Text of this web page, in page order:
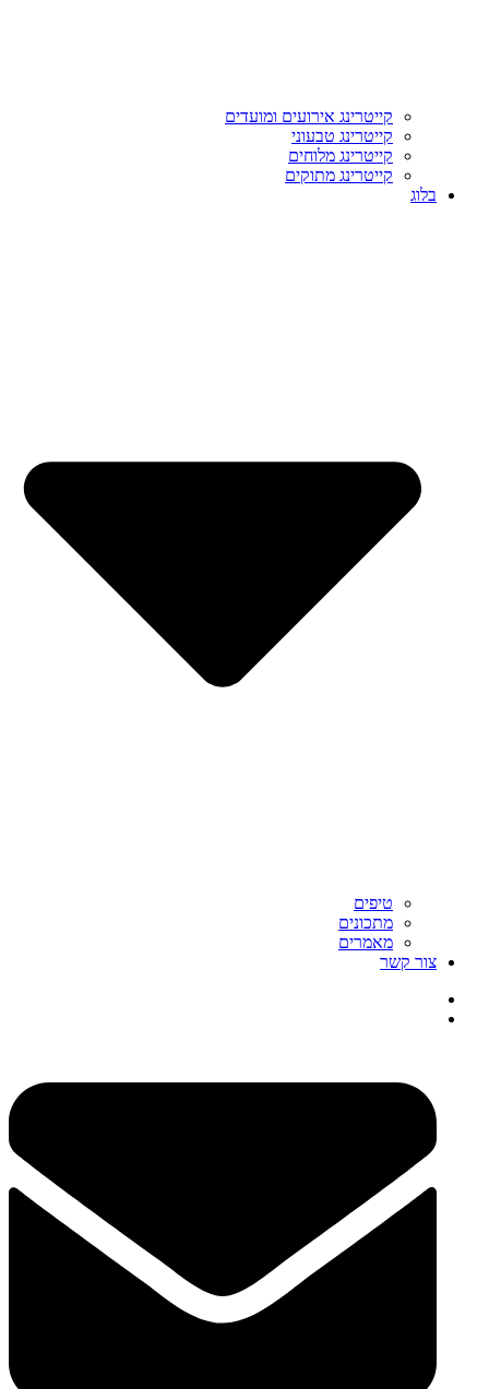
קייטרינג אירועים ומועדים
קייטרינג טבעוני
קייטרינג מלוחים
קייטרינג מתוקים
בלוג
טיפים
מתכונים
מאמרים
צור קשר